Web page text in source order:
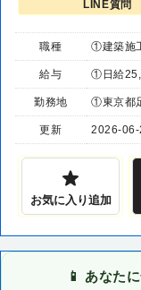
LINE質問
職種 ①建築施
給与 ①日給
勤務地 ①東京都
更新 2026-
お気に入り追加
📱 あなた